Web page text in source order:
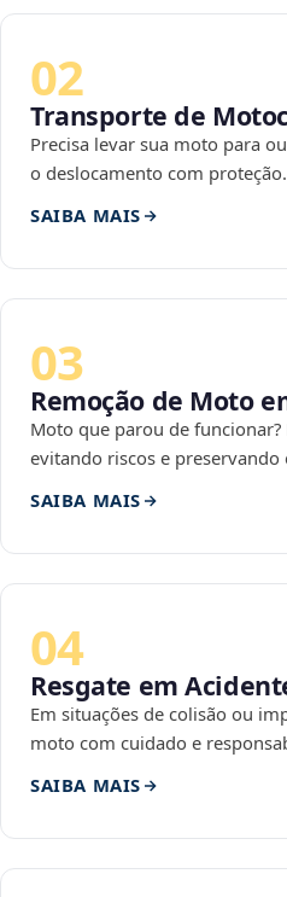
02
Transporte de
Precisa levar sua moto para
o deslocamento com proteção.
SAIBA MAIS
03
Remoção de Moto
Moto que parou de funcionar?
evitando riscos e preservando
SAIBA MAIS
04
Resgate em
Em situações de colisão ou
moto com cuidado e
SAIBA MAIS